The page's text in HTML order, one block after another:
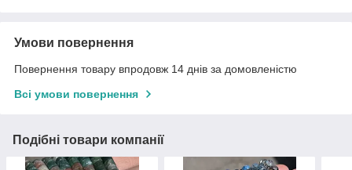
Умови повернення
Повернення товару впродовж 14 днів за домовленістю
Всі умови повернення
Подібні товари компанії